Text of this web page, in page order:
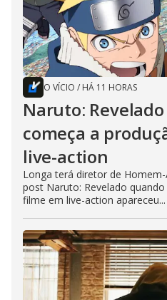
O VÍCIO / HÁ 11 HORAS
Naruto:
começa a
live-action
Longa terá diretor de
post Naruto: Revelado
filme em live-action apareceu...